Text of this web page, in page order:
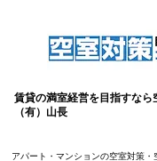
賃貸の満室経営を目指すなら
（有）山長
アパート・マンションの空室対策